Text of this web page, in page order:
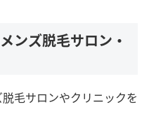
ンズ脱毛サロン・
毛サロンやクリニックを